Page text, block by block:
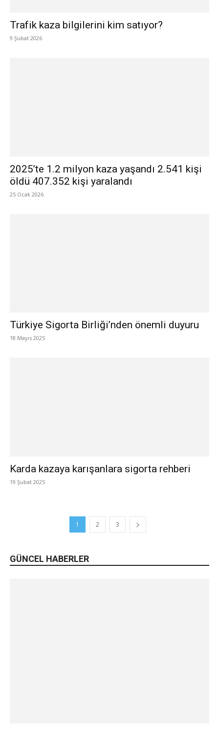
Trafik kaza bilgilerini kim satıyor?
9 Şubat 2026
2025’te 1.2 milyon kaza yaşandı 2.541 kişi
öldü 407.352 kişi yaralandı
25 Ocak 2026
Türkiye Sigorta Birliği’nden önemli duyuru
18 Mayıs 2025
Karda kazaya karışanlara sigorta rehberi
19 Şubat 2025
1 2 3
GÜNCEL HABERLER